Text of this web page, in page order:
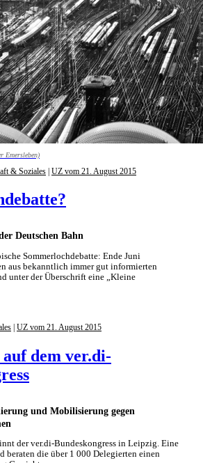
Emersleben)
Deutschen Bahn
& Soziales | UZ vom 21. August 2015
Sommerlochdebatte: Ende Juni
aus bekanntlich immer gut informierten
unter der Überschrift eine „Kleine
und Mobilisierung gegen
dem ver.di-
| UZ vom 21. August 2015
der ver.di-Bundeskongress in Leipzig. Eine
beraten die über 1 000 Delegierten einen